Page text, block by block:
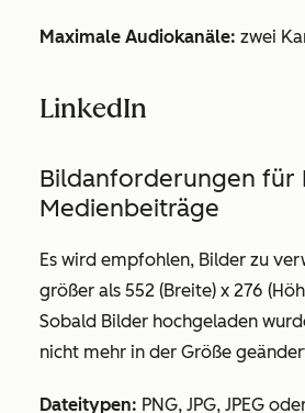
Maximale Audiokanäle: zwei
LinkedIn
Bildanforderungen für
Medienbeiträge
Es wird empfohlen, Bilder zu
größer als 552 (Breite) x 276
Sobald Bilder hochgeladen
nicht mehr in der Größe
Dateitypen: PNG, JPG, JPEG